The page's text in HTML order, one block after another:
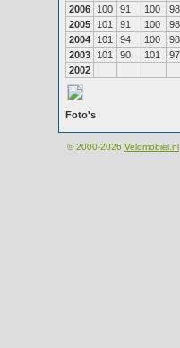
2006
100 91 100 98
2005
101 91 100 98
2004
101 94 100 98
2003
101 90 101 97
2002
Foto's
© 2000-2026 Velomobiel.nl